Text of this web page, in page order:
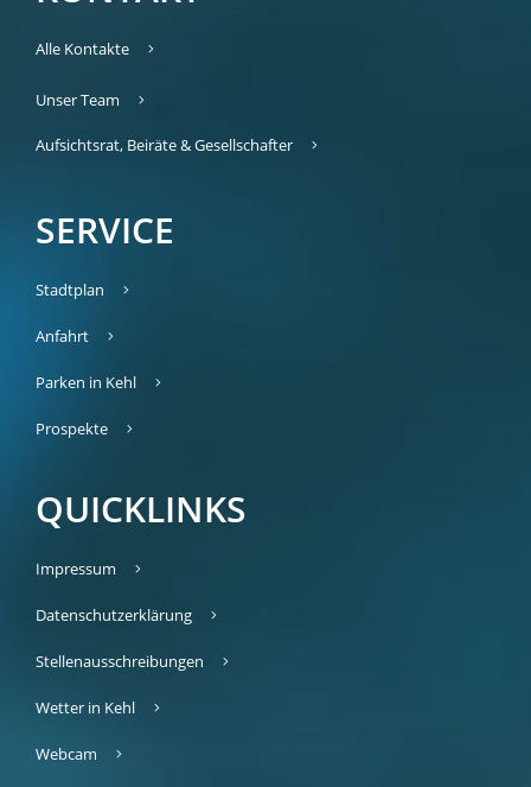
Alle Kontakte
Unser Team
Aufsichtsrat, Beiräte & Gesellschafter
SERVICE
Stadtplan
Anfahrt
Parken in Kehl
Prospekte
QUICKLINKS
Impressum
Datenschutzerklärung
Stellenausschreibungen
Wetter in Kehl
Webcam